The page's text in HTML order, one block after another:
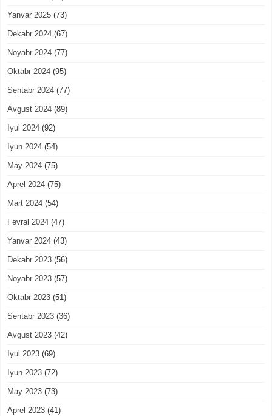
Yanvar 2025 (73)
Dekabr 2024 (67)
Noyabr 2024 (77)
Oktabr 2024 (95)
Sentabr 2024 (77)
Avgust 2024 (89)
Iyul 2024 (92)
Iyun 2024 (54)
May 2024 (75)
Aprel 2024 (75)
Mart 2024 (54)
Fevral 2024 (47)
Yanvar 2024 (43)
Dekabr 2023 (56)
Noyabr 2023 (57)
Oktabr 2023 (51)
Sentabr 2023 (36)
Avgust 2023 (42)
Iyul 2023 (69)
Iyun 2023 (72)
May 2023 (73)
Aprel 2023 (41)